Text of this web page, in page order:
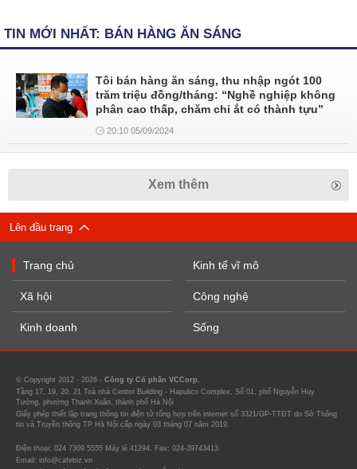
TIN MỚI NHẤT: BÁN HÀNG ĂN SÁNG
Tôi bán hàng ăn sáng, thu nhập ngót 100
trăm triệu đồng/tháng: “Nghề nghiệp không
phân cao thấp, chăm chỉ ắt có thành tựu”
20:10 05/09/2024
Xem thêm
Lên đầu trang
Trang chủ
Xã hội
Kinh doanh
Kinh tế vĩ mô
Công nghệ
Sống
© Copyright 2012 - 2026 - Công ty Cổ phần VCCorp.
Tầng 17, 19, 20, 21 Toà nhà Center Building - Hapulico Complex, Số 01, phố Nguyễn Huy
Tưởng, phường Thanh Xuân, thành phố Hà Nội
Giấy phép thiết lập trang thông tin điện tử tổng hợp trên internet số 3321/GP-TTĐT do Sở Thông
tin và Truyền thông TP Hà Nội cấp ngày 03 tháng 07 năm 2019.
Điện thoại: 024 7309 5555 Máy lẻ 41294. Fax: 024-39743413
Email: info@cafebiz.vn